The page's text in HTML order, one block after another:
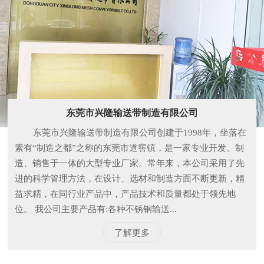
东莞市兴隆输送带制造有限公司
东莞市兴隆输送带制造有限公司创建于1998年，坐落在
素有“制造之都”之称的东莞市道窖镇，是一家专业开发、制
造、销售于一体的大型专业厂家。常年来，本公司采用了先
进的科学管理方法，在设计、选材和制造方面不断更新，精
益求精，在同行业产品中，产品技术和质量都处于领先地
位。 我公司主要产品有:各种不锈钢输送...
了解更多